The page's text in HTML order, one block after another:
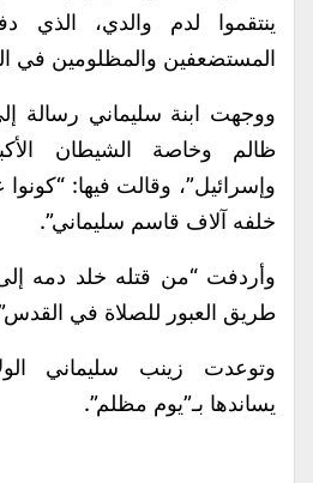
ينتقموا لدم والدي، الذي
المستضعفين والمظلومين في
ووجهت ابنة سليماني رسالة
ظالم وخاصة الشيطان
وإسرائيل”، وقالت فيها:
خلفه آلاف قاسم سليماني”.
وأردفت “من قتله خلد دمه
طريق العبور للصلاة في
وتوعدت زينب سليماني
يساندها بـ”يوم مظلم”.